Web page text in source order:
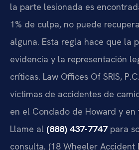
la parte lesionada es
1% de culpa, no puede
alguna. Esta regla hace que la
evidencia y la representación
críticas. Law Offices Of SRIS,
víctimas de accidentes de
en el Condado de Howard y
Llame al (888) 437-7747 para
consulta. (18 Wheeler Accident